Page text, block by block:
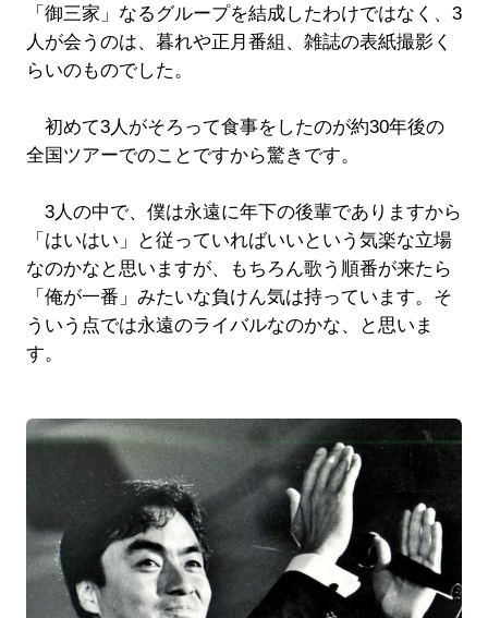
「御三家」なるグループを結成したわけではなく、3
人が会うのは、暮れや正月番組、雑誌の表紙撮影く
らいのものでした。
初めて3人がそろって食事をしたのが約30年後の
全国ツアーでのことですから驚きです。
3人の中で、僕は永遠に年下の後輩でありますから
「はいはい」と従っていればいいという気楽な立場
なのかなと思いますが、もちろん歌う順番が来たら
「俺が一番」みたいな負けん気は持っています。そ
ういう点では永遠のライバルなのかな、と思いま
す。